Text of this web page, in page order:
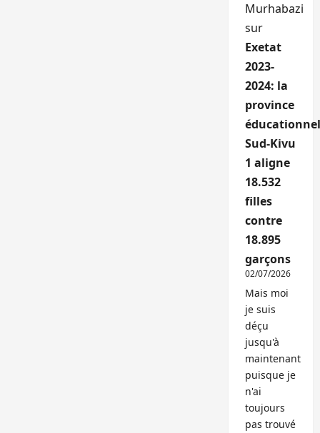
Murhabazi
sur
Exetat
2023-
2024: la
province
Sud-Kivu
1 aligne
18.532
filles
contre
18.895
garçons
02/07/2026
Mais moi
je suis
déçu
jusqu'à
maintenant
puisque je
n'ai
toujours
pas trouvé